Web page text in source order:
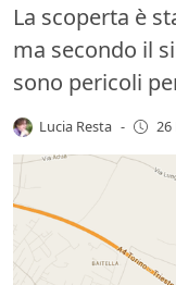
La scoperta è
ma secondo il
sono pericoli
Lucia Resta - 26